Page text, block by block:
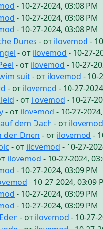
- 10-27-2024, 03:08 PM
- 10-27-2024, 03:08 PM
- 10-27-2024, 03:08 PM
Dunes - от ilovemod -
- от ilovemod - 10-27-
- от ilovemod - 10-27-
suit- от ilovemod - 10-
- от ilovemod - 10-27-
- от ilovemod - 10-27-
- от ilovemod - 10-27-
dem Dach - от ilovemod
Dnen - от ilovemod -
- от ilovemod - 10-27-
ilovemod - 10-27-2024,
- 10-27-2024, 03:09 PM
- 10-27-2024, 03:09
- 10-27-2024, 03:09 PM
- 10-27-2024, 03:09 PM
- от ilovemod - 10-27-